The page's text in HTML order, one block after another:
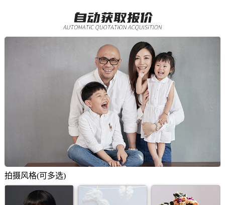
拍摄风格(可多选)